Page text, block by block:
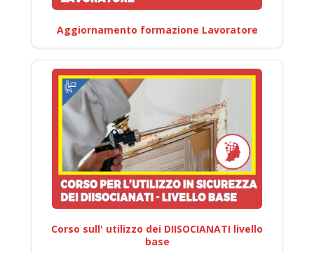
Aggiornamento formazione Lavoratore
Corso sull' utilizzo dei DIISOCIANATI livello
base